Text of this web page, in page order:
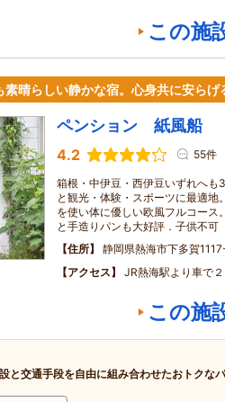
この施
晴らしい静かな宿。心身共に安らげ
ペンション 紙風船
4.2 55件
箱根・中伊豆・西伊豆いずれへ
と観光・体験・スポーツに最適地
を使い体に優しい欧風フルコース
と手造りパンも大好評．子供不可
住所
静岡県熱海市下多賀
アクセス
JR熱海駅より車で
この施
と交通手段を自由に組み合わせたおトクな